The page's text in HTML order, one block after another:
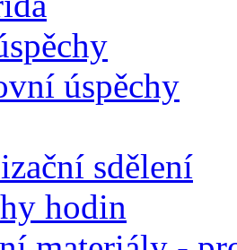
úspěchy
sdělení
hodin